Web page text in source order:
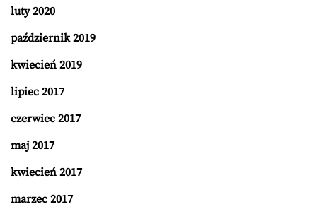
luty 2020
październik 2019
kwiecień 2019
lipiec 2017
czerwiec 2017
maj 2017
kwiecień 2017
marzec 2017